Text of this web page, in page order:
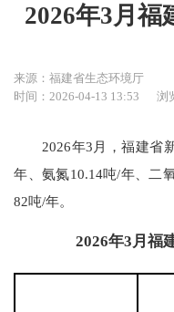
2026年3月福
来源：福建省生态环境厅
时间：2026-04-13 13:53
浏
2026年3月，福建省新
年、氨氮10.14吨/年、二
82吨/年。
2026年3月福